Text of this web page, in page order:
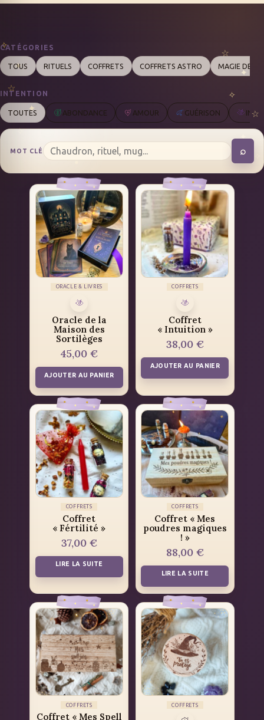
CATÉGORIES
TOUS RITUELS COFFRETS COFFRETS ASTRO MAGIE DES
INTENTION
TOUTES ABONDANCE AMOUR GUÉRISON
MOT CLÉ ⌕
ORACLE & LIVRES
Oracle de la
Maison des
Sortilèges
45,00€
AJOUTER AU PANIER
COFFRETS
Coffret
« Intuition »
38,00 €
AJOUTER AU PANIER
COFFRETS
Coffret
« Fértilité »
37,00 €
LIRE LA SUITE
COFFRETS
Coffret « Mes
poudres magiques
! »
88,00 €
LIRE LA SUITE
COFFRETS
Coffret « Mes Spell
COFFRETS